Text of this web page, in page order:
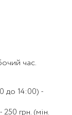
час.
до 14:00) -
грн. (мін.